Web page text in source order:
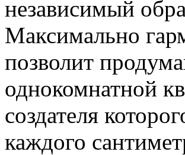
независимый
Максимально
позволит
однокомнатной
создателя
каждого